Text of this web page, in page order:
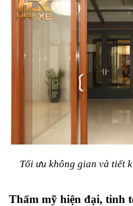
Tối ưu không gian và tiết
Thẩm mỹ hiện đại, tinh